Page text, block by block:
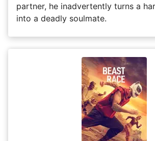
partner, he inadvertently turns a
into a deadly soulmate.